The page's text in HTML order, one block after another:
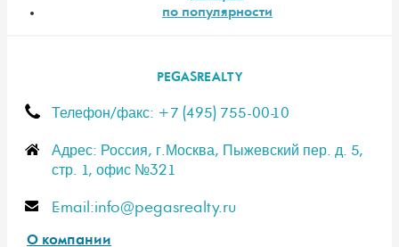
по популярности
PEGASREALTY
Телефон/факс: +7 (495) 755-00-10
Адрес: Россия, г.Москва, Пыжевский пер. д. 5,
стр. 1, офис №321
E-mail:info@pegasrealty.ru
О компании